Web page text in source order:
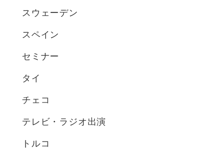
スウェーデン
スペイン
セミナー
タイ
チェコ
テレビ・ラジオ出演
トルコ